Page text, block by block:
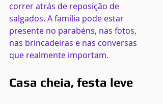
correr atrás de reposição de
salgados. A família pode estar
presente no parabéns, nas fotos,
nas brincadeiras e nas conversas
que realmente importam.
Casa cheia, festa leve